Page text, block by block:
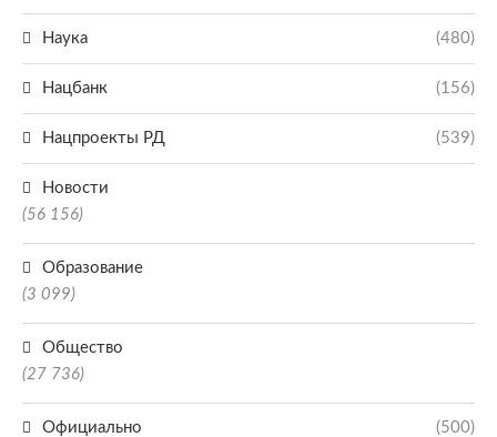
Наука (480)
Нацбанк (156)
Нацпроекты РД (539)
Новости
(56 156)
Образование
(3 099)
Общество
(27 736)
Официально (500)